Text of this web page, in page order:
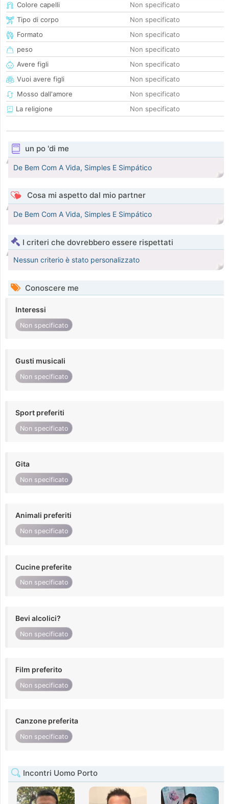
Colore capelli
Non specificato
Tipo di corpo
Non specificato
Formato
Non specificato
peso
Non specificato
Avere figli
Non specificato
Vuoi avere figli
Non specificato
Mosso dall'amore
Non specificato
La religione
Non specificato
un po 'di me
De Bem Com A Vida, Simples E Simpático
Cosa mi aspetto dal mio partner
De Bem Com A Vida, Simples E Simpático
I criteri che dovrebbero essere rispettati
Nessun criterio è stato personalizzato
Conoscere me
Interessi
Non specificato
Gusti musicali
Non specificato
Sport preferiti
Non specificato
Gita
Non specificato
Animali preferiti
Non specificato
Cucine preferite
Non specificato
Bevi alcolici?
Non specificato
Film preferito
Non specificato
Canzone preferita
Non specificato
Incontri Uomo Porto